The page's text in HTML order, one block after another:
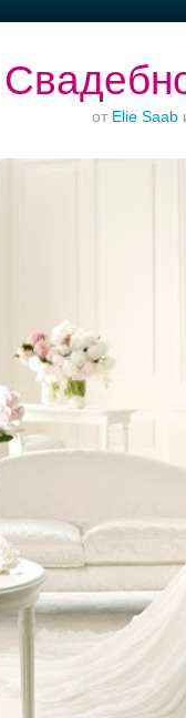
от Elie Saab
Свадебные
платья
По стилю